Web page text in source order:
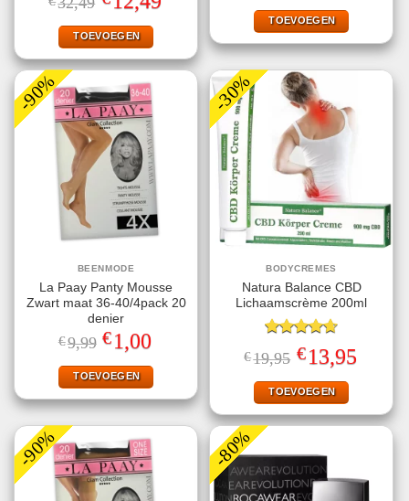
4.60uit 5
prijs
was:
€32,49.
prijs
TOEVOEGEN
was:
€23,95.
TOEVOEGEN
-90%
BEENMODE
La Paay Panty Mousse
Zwart maat 36-40/4pack 20
denier
€9,99 Oorspronkelijke
prijs
was:
€9,99.
€1,00
is:
€1,00.
TOEVOEGEN
-30%
BODYCREMES
Natura Balance CBD
Lichaamscrème 200ml
Gewaardeerd
4.67uit 5
€19,95 Oorspronkelijke
prijs
was:
€19,95.
€13,95prijs
TOEVOEGEN
-90% -80%